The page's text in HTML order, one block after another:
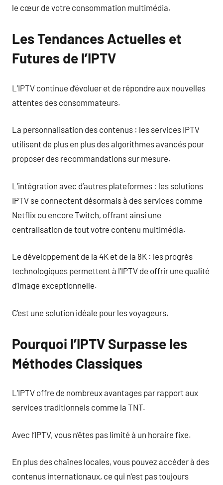
le cœur de votre consommation multimédia.
Les Tendances Actuelles et
Futures de l’IPTV
L’IPTV continue d’évoluer et de répondre aux nouvelles
attentes des consommateurs.
La personnalisation des contenus : les services IPTV
utilisent de plus en plus des algorithmes avancés pour
proposer des recommandations sur mesure.
L’intégration avec d’autres plateformes : les solutions
IPTV se connectent désormais à des services comme
Netflix ou encore Twitch, offrant ainsi une
centralisation de tout votre contenu multimédia.
Le développement de la 4K et de la 8K : les progrès
technologiques permettent à l’IPTV de offrir une qualité
d’image exceptionnelle.
C’est une solution idéale pour les voyageurs.
Pourquoi l’IPTV Surpasse les
Méthodes Classiques
L’IPTV offre de nombreux avantages par rapport aux
services traditionnels comme la TNT.
Avec l’IPTV, vous n’êtes pas limité à un horaire fixe.
En plus des chaînes locales, vous pouvez accéder à des
contenus internationaux, ce qui n’est pas toujours